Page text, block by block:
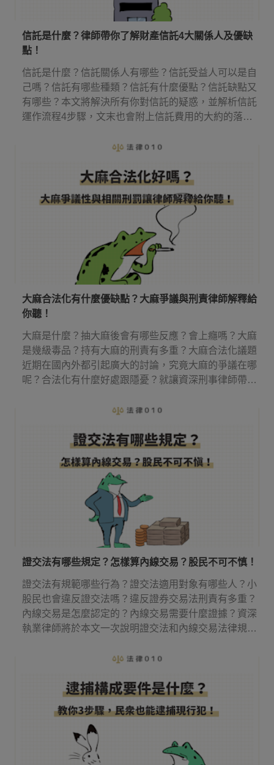
信託是什麼？律師帶你了解財產信託4大關係人及優缺
點！
信託是什麼？信託關係人有哪些？信託受益人可以是自
己嗎？信託有哪些種類？信託有什麼優點？信託缺點又
有哪些？本文將解決所有你對信託的疑惑，並解析信託
運作流程4步驟，文末也會附上信託費用的大約的落
大麻合法化有什麼優缺點？大麻爭議與刑責律師解釋給
你聽！
大麻是什麼？抽大麻後會有哪些反應？會上癮嗎？大麻
是幾級毒品？持有大麻的刑責有多重？大麻合法化議題
近期在國內外都引起廣大的討論，究竟大麻的爭議在哪
呢？合法化有什麼好處跟隱憂？就讓資深刑事律師帶你
證交法有哪些規定？怎樣算內線交易？股民不可不慎！
證交法有規範哪些行為？證交法適用對象有哪些人？小
股民也會違反證交法嗎？違反證券交易法刑責有多重？
內線交易是怎麼認定的？內線交易需要什麼證據？資深
執業律師將於本文一次說明證交法和內線交易法律規